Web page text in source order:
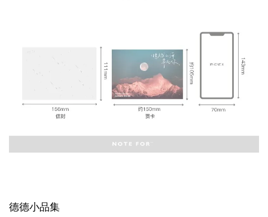
德德小品集